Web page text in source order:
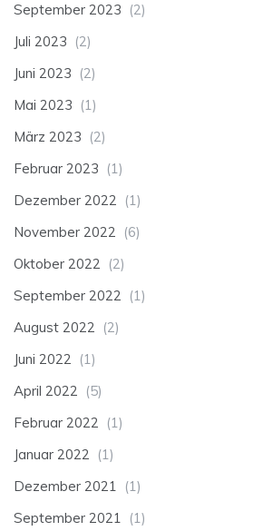
September 2023 (2)
Juli 2023 (2)
Juni 2023 (2)
Mai 2023 (1)
März 2023 (2)
Februar 2023 (1)
Dezember 2022 (1)
November 2022 (6)
Oktober 2022 (2)
September 2022 (1)
August 2022 (2)
Juni 2022 (1)
April 2022 (5)
Februar 2022 (1)
Januar 2022 (1)
Dezember 2021 (1)
September 2021 (1)